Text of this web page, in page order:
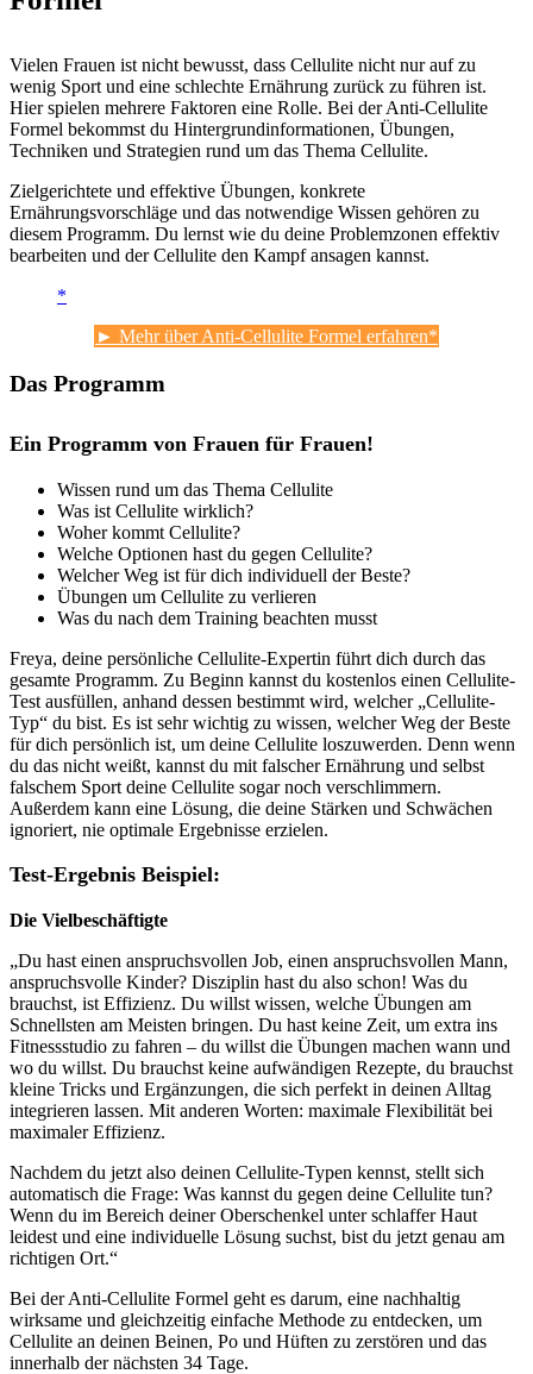
Vielen Frauen ist nicht bewusst, dass Cellulite nicht nur auf zu
wenig Sport und eine schlechte Ernährung zurück zu führen ist.
Hier spielen mehrere Faktoren eine Rolle. Bei der Anti-Cellulite
Formel bekommst du Hintergrundinformationen, Übungen,
Techniken und Strategien rund um das Thema Cellulite.
Zielgerichtete und effektive Übungen, konkrete
Ernährungsvorschläge und das notwendige Wissen gehören zu
diesem Programm. Du lernst wie du deine Problemzonen effektiv
bearbeiten und der Cellulite den Kampf ansagen kannst.
► Mehr über Anti-Cellulite Formel erfahren
Das Programm
Ein Programm von Frauen für Frauen!
Wissen rund um das Thema Cellulite
Was ist Cellulite wirklich?
Woher kommt Cellulite?
Welche Optionen hast du gegen Cellulite?
Welcher Weg ist für dich individuell der Beste?
Übungen um Cellulite zu verlieren
Was du nach dem Training beachten musst
Freya, deine persönliche Cellulite-Expertin führt dich durch das
gesamte Programm. Zu Beginn kannst du kostenlos einen Cellulite-
Test ausfüllen, anhand dessen bestimmt wird, welcher „Cellulite-
Typ“ du bist. Es ist sehr wichtig zu wissen, welcher Weg der Beste
für dich persönlich ist, um deine Cellulite loszuwerden. Denn wenn
du das nicht weißt, kannst du mit falscher Ernährung und selbst
falschem Sport deine Cellulite sogar noch verschlimmern.
Außerdem kann eine Lösung, die deine Stärken und Schwächen
ignoriert, nie optimale Ergebnisse erzielen.
Test-Ergebnis Beispiel:
Die Vielbeschäftigte
„Du hast einen anspruchsvollen Job, einen anspruchsvollen Mann,
anspruchsvolle Kinder? Disziplin hast du also schon! Was du
brauchst, ist Effizienz. Du willst wissen, welche Übungen am
Schnellsten am Meisten bringen. Du hast keine Zeit, um extra ins
Fitnessstudio zu fahren – du willst die Übungen machen wann und
wo du willst. Du brauchst keine aufwändigen Rezepte, du brauchst
kleine Tricks und Ergänzungen, die sich perfekt in deinen Alltag
integrieren lassen. Mit anderen Worten: maximale Flexibilität bei
maximaler Effizienz.
Nachdem du jetzt also deinen Cellulite-Typen kennst, stellt sich
automatisch die Frage: Was kannst du gegen deine Cellulite tun?
Wenn du im Bereich deiner Oberschenkel unter schlaffer Haut
leidest und eine individuelle Lösung suchst, bist du jetzt genau am
richtigen Ort.“
Bei der Anti-Cellulite Formel geht es darum, eine nachhaltig
wirksame und gleichzeitig einfache Methode zu entdecken, um
Cellulite an deinen Beinen, Po und Hüften zu zerstören und das
innerhalb der nächsten 34 Tage.